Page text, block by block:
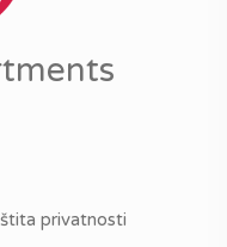
privatnosti